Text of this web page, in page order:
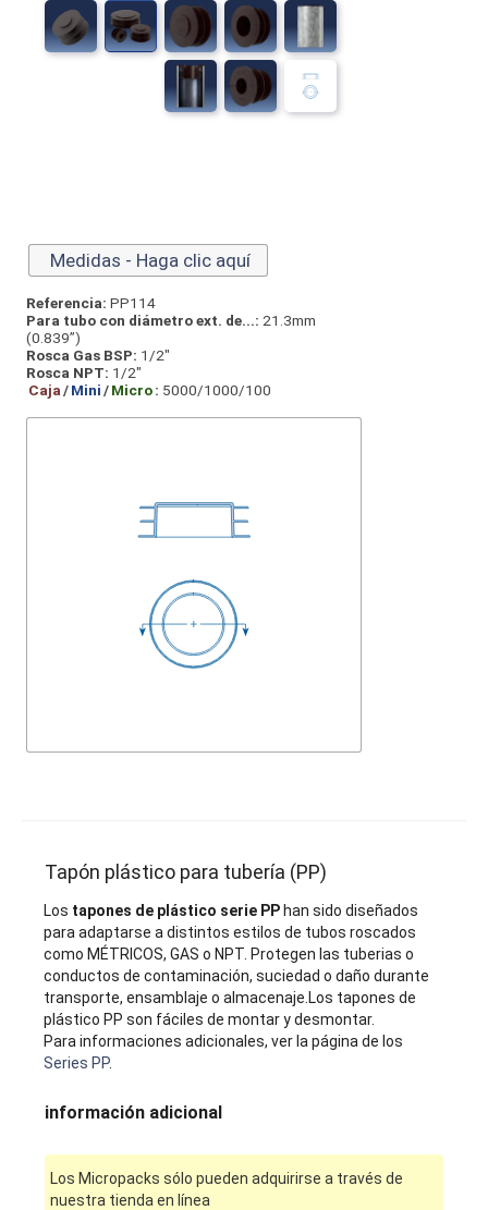
Medidas - Haga clic aquí
Referencia: PP114
Para tubo con diámetro ext. de...: 21.3mm
(0.839”)
Rosca Gas BSP: 1/2"
Rosca NPT: 1/2"
Caja/Mini/Micro: 5000/1000/100
Tapón plástico para tubería (PP)
Los tapones de plástico serie PP han sido diseñados
para adaptarse a distintos estilos de tubos roscados
como MÉTRICOS, GAS o NPT. Protegen las tuberias o
conductos de contaminación, suciedad o daño durante
transporte, ensamblaje o almacenaje.Los tapones de
plástico PP son fáciles de montar y desmontar.
Para informaciones adicionales, ver la página de los
Series PP.
información adicional
Los Micropacks sólo pueden adquirirse a través de
nuestra tienda en línea